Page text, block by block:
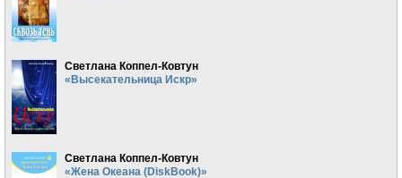
Светлана Коппел-Ковтун
«Высекательница Искр»
Светлана Коппел-Ковтун
«Жена Океана (DiskBook)»